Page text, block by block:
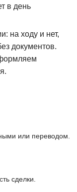
в день
на ходу и нет,
документов.
или переводом.
сделки.